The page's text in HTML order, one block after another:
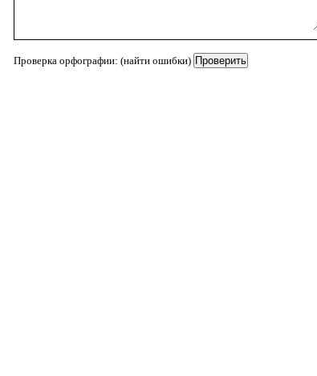
Проверка орфографии: (найти ошибки)